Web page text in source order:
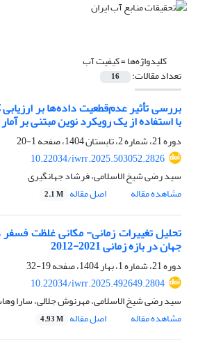
کلیدواژه‌ها =کیفیت آب
تعداد مقالات: 16
بررسی تأثیر عدم‌قطعیت داده‌ها بر
با استفاده از یک رویکرد نوین مبتنی بر
دوره 21، شماره 2، تابستان 1404، صفحه
1-20
10.22034/iwrr.2025.503052.2826
سید رضی شیخ الاسلامی، فرشاد جهانگیری
مشاهده مقاله
اصل مقاله 2.1 M
تحلیل تغییرات زمانی- مکانی غلظت
جهان در بازه زمانی 2021-2012
دوره 21، شماره 1، بهار 1404، صفحه
19-32
10.22034/iwrr.2025.492649.2804
سید رضی شیخ الاسلامی، مهرنوش جلالی، سارا
مشاهده مقاله
اصل مقاله 4.93 M